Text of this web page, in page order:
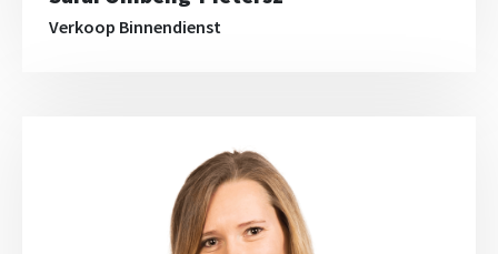
Verkoop Binnendienst